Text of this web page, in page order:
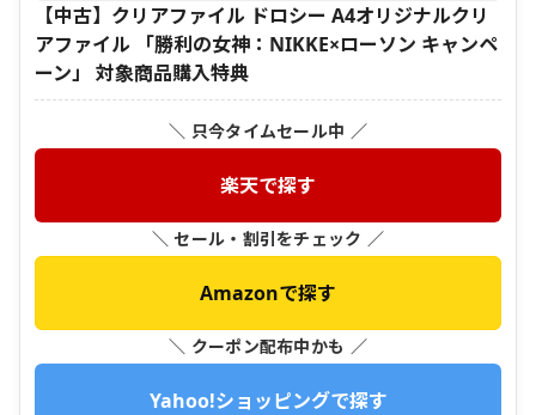
【中古】クリアファイル ドロシー A4オリジナルクリ
アファイル 「勝利の女神：NIKKE×ローソン キャンペ
ーン」 対象商品購入特典
＼ 只今タイムセール中 ／
楽天で探す
＼ セール・割引をチェック ／
Amazonで探す
＼ クーポン配布中かも ／
Yahoo!ショッピングで探す